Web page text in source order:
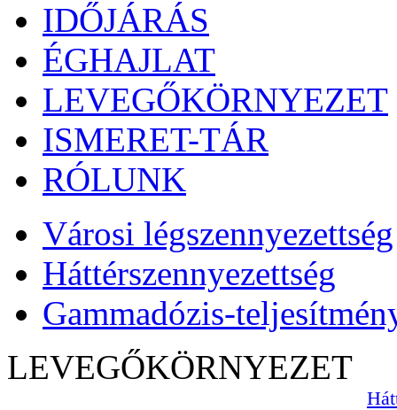
IDŐJÁRÁS
ÉGHAJLAT
LEVEGŐKÖRNYEZET
ISMERET-TÁR
RÓLUNK
Városi légszennyezettség
Háttérszennyezettség
Gammadózis-
LEVEGŐKÖRNYEZET